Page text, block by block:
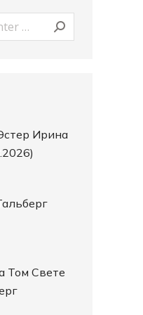
Ирина
Том Свете